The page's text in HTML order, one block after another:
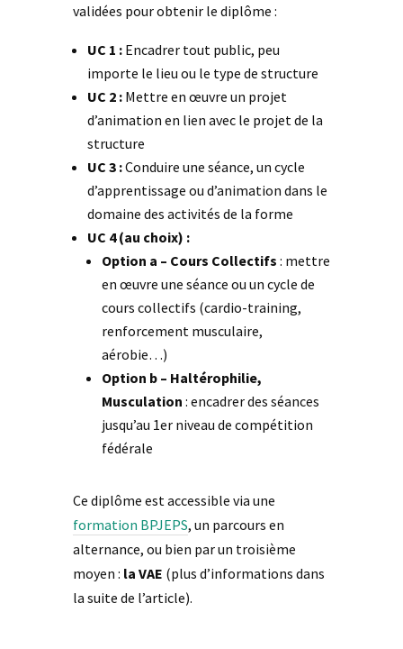
validées pour obtenir le diplôme :
UC 1 : Encadrer tout public, peu
importe le lieu ou le type de structure
UC 2 : Mettre en œuvre un projet
d’animation en lien avec le projet de la
structure
UC 3 :Conduire une séance, un cycle
d’apprentissage ou d’animation dans le
domaine des activités de la forme
UC 4 (au choix) :
Option a – Cours Collectifs : mettre
en œuvre une séance ou un cycle de
cours collectifs (cardio-training,
renforcement musculaire,
aérobie…)
Option b – Haltérophilie,
Musculation : encadrer des séances
jusqu’au 1er niveau de compétition
fédérale
Ce diplôme est accessible via une
formation BPJEPS, un parcours en
alternance, ou bien par un troisième
moyen : la VAE (plus d’informations dans
la suite de l’article).